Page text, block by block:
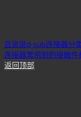
且说说d-sub连接器分
连接器常用到的接触件
返回顶部